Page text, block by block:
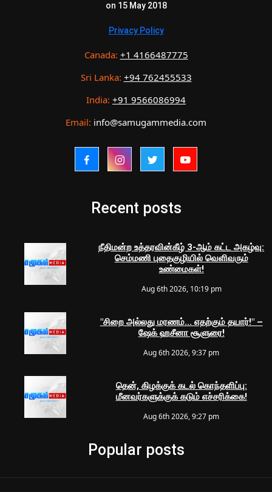
on 15 May 2018
Privacy Policy
Canada: +1 4166487775
Sri Lanka: +94 762455533
India: +91 9566086994
Email: info@samugammedia.com
Recent posts
நீதிமன்ற உத்தரவின்கீழ் 3-ஆம் கட்ட அகழ்வு:
செம்மணி புதைகுழியில் வெளிவரும்
உண்மைகள்!
Aug 6th 2026, 10:19 pm
"சிறை அல்லது மரணம்... எதற்கும் தயார்!" –
ஷேக் ஹசீனா சூளுரை!
Aug 6th 2026, 9:37 pm
தென், கிழக்குக் கடல் கொந்தளிப்பு:
மீனவர்களுக்குக் கடும் எச்சரிக்கை!
Aug 6th 2026, 9:27 pm
Popular posts